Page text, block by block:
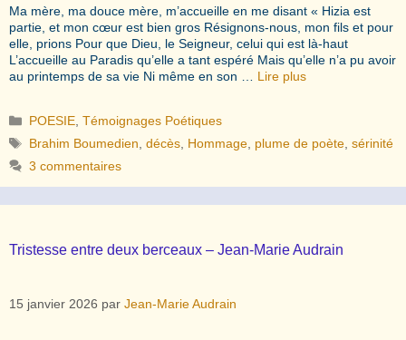
Ma mère, ma douce mère, m’accueille en me disant « Hizia est
partie, et mon cœur est bien gros Résignons-nous, mon fils et pour
elle, prions Pour que Dieu, le Seigneur, celui qui est là-haut
L’accueille au Paradis qu’elle a tant espéré Mais qu’elle n’a pu avoir
au printemps de sa vie Ni même en son … Lire plus
Catégories
POESIE ,Témoignages Poétiques
Étiquettes
Brahim Boumedien ,décès Hommage plume de poète ,sérinité
3 commentaires
Tristesse entre deux berceaux – Jean-Marie Audrain
15 janvier 2026 par Jean-Marie Audrain